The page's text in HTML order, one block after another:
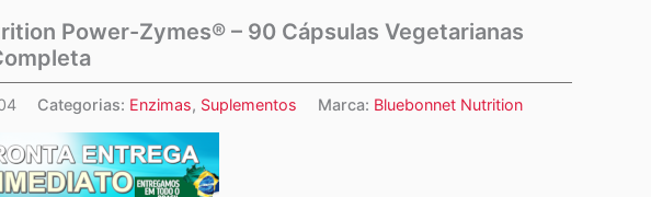
Power-Zymes® – 90 Cápsulas Vegetarianas
Categorias: Enzimas, Suplementos Marca: Bluebonnet Nutrition